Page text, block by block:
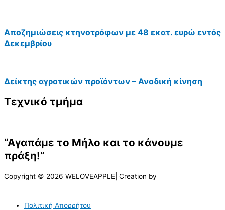
Αποζημιώσεις κτηνοτρόφων με 48 εκατ. ευρώ εντός
Δεκεμβρίου
Δείκτης αγροτικών προϊόντων – Ανοδική κίνηση
Τεχνικό τμήμα
“Αγαπάμε το Μήλο και το κάνουμε
πράξη!”
Copyright © 2026 WELOVEAPPLE| Creation by
Πολιτική Απορρήτου